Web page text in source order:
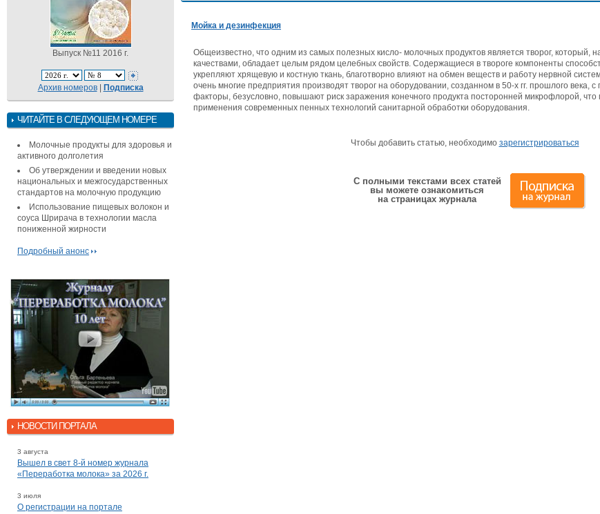
Выпуск №11 2016 г.
Архив номеров| Подписка
ЧИТАЙТЕ В СЛЕДУЮЩЕМ НОМЕРЕ
Молочные продукты для здоровья и
активного долголетия
Об утверждении и введении новых
национальных и межгосударственных
стандартов на молочную продукцию
Использование пищевых волокон и
соуса Шрирача в технологии масла
пониженной жирности
Подробный анонс
НОВОСТИ ПОРТАЛА
3 августа
Вышел в свет 8-й номер журнала
«Переработка молока» за 2026 г.
3 июля
О регистрации на портале
Мойка и дезинфекция
Общеизвестно, что одним из самых полезных кисло- молочных продуктов является творог, который,
качествами, обладает целым рядом целебных свойств. Содержащиеся в твороге компоненты
укрепляют хрящевую и костную ткань, благотворно влияют на обмен веществ и работу нервной
очень многие предприятия производят творог на оборудовании, созданном в 50-х гг. прошлого века,
факторы, безусловно, повышают риск заражения конечного продукта посторонней микрофлорой, что
применения современных пенных технологий санитарной обработки оборудования.
Чтобы добавить статью, необходимо зарегистрироваться
С полными текстами всех статей
вы можете ознакомиться
на страницах журнала